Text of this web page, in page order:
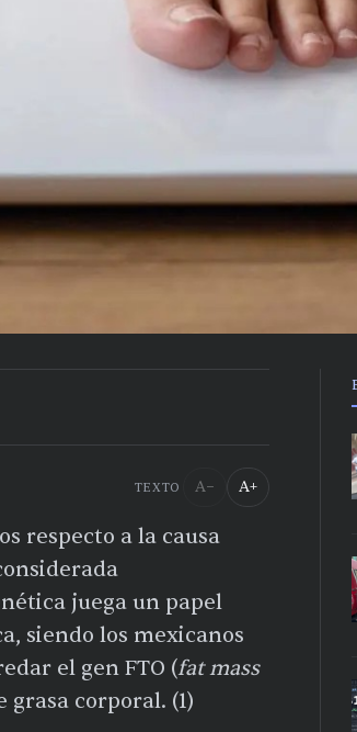
TEXTO A− A+
respecto a la causa
juega un papel
siendo los mexicanos
el gen FTO (fat mass
grasa corporal. (1)